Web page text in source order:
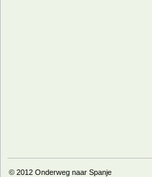
© 2012 Onderweg naar Spanje